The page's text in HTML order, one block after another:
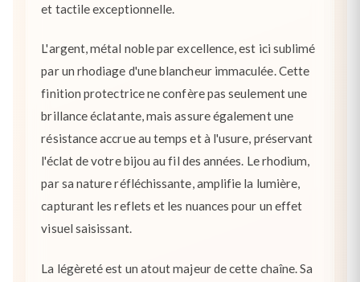
et tactile exceptionnelle.
L'argent, métal noble par excellence, est ici sublimé
par un rhodiage d'une blancheur immaculée. Cette
finition protectrice ne confère pas seulement une
brillance éclatante, mais assure également une
résistance accrue au temps et à l'usure, préservant
l'éclat de votre bijou au fil des années. Le rhodium,
par sa nature réfléchissante, amplifie la lumière,
capturant les reflets et les nuances pour un effet
visuel saisissant.
La légèreté est un atout majeur de cette chaîne. Sa